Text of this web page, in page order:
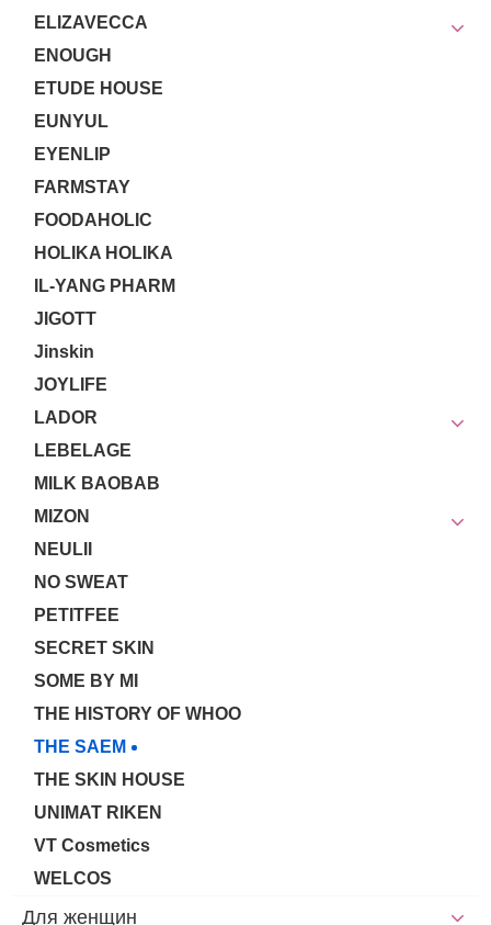
ELIZAVECCA
ENOUGH
ETUDE HOUSE
EUNYUL
EYENLIP
FARMSTAY
FOODAHOLIC
HOLIKA HOLIKA
IL-YANG PHARM
JIGOTT
Jinskin
JOYLIFE
LADOR
LEBELAGE
MILK BAOBAB
MIZON
NEULII
NO SWEAT
PETITFEE
SECRET SKIN
SOME BY MI
THE HISTORY OF WHOO
THE SAEM
THE SKIN HOUSE
UNIMAT RIKEN
VT Cosmetics
WELCOS
Для женщин